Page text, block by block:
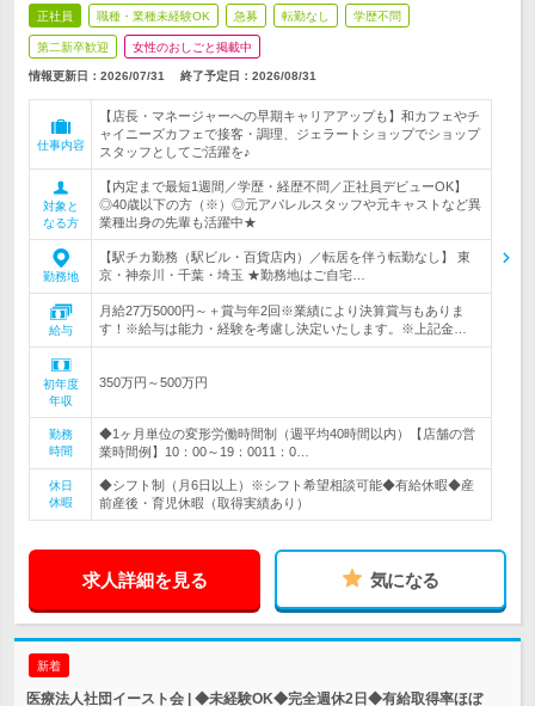
正社員 職種・業種未経験OK 急募 転勤なし 学歴不問
第二新卒歓迎 女性のおしごと掲載中
情報更新日：2026/07/31 終了予定日： 2026/08/31
仕事内容
【店長・マネージャーへの早期キャリアアップも】和カフェやチ
ャイニーズカフェで接客・調理、ジェラートショップでショップ
スタッフとしてご活躍を♪
対象と
なる方
【内定まで最短1週間／学歴・経歴不問／正社員デビューOK】
◎40歳以下の方（※）◎元アパレルスタッフや元キャストなど異
業種出身の先輩も活躍中★
勤務地
【駅チカ勤務（駅ビル・百貨店内）／転居を伴う転勤なし】 東
京・神奈川・千葉・埼玉 ★勤務地はご自宅…
給与
月給27万5000円～＋賞与年2回※業績により決算賞与もありま
す！※給与は能力・経験を考慮し決定いたします。※上記金…
初年度
年収
350万円～500万円
勤務
時間
◆1ヶ月単位の変形労働時間制（週平均40時間以内）【店舗の営
業時間例】10：00～19：0011：0…
休日
休暇
◆シフト制（月6日以上）※シフト希望相談可能◆有給休暇◆産
前産後・育児休暇（取得実績あり）
求人詳細を見る 気になる
新着
医療法人社団イースト会 | ◆未経験OK◆完全週休2日◆有給取得率ほぼ